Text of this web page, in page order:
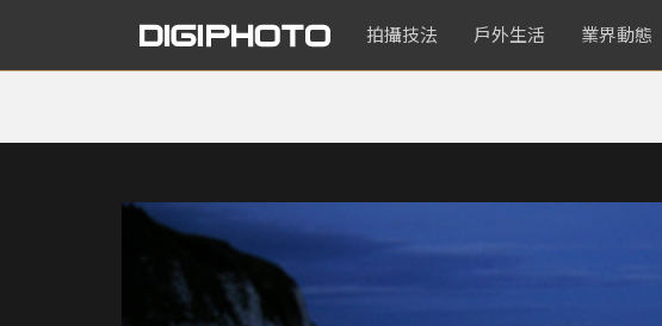
拍攝技法 戶外生活 業界動態